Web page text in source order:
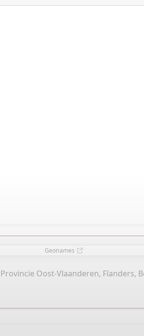
Geonames
Oost-Vlaanderen, Flanders,